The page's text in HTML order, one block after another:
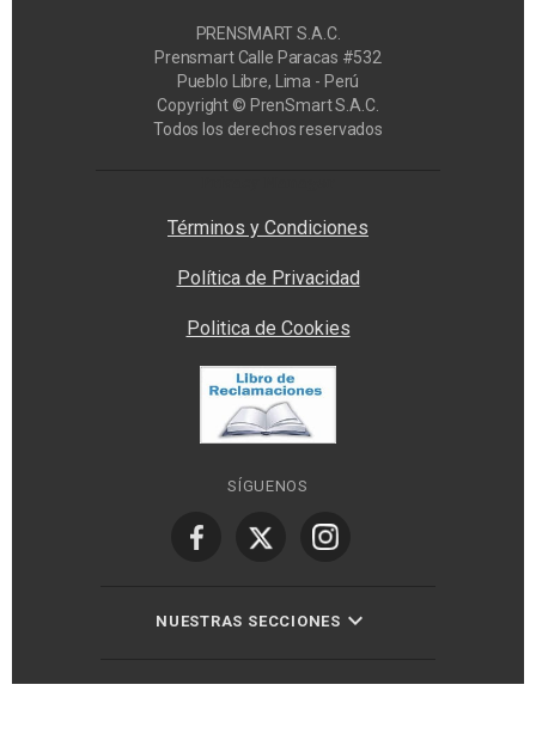
PRENSMART S.A.C.
Prensmart Calle Paracas #532
Pueblo Libre, Lima - Perú
Copyright © PrenSmart S.A.C.
Todos los derechos reservados
Términos y Condiciones
Política de Privacidad
Politica de Cookies
SÍGUENOS
NUESTRAS SECCIONES